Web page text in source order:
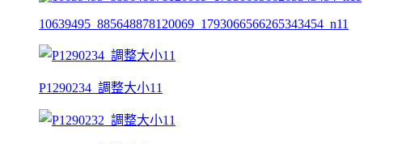
10639495_885648878120069_1793066566265343454_n11
P1290234_調整大小11